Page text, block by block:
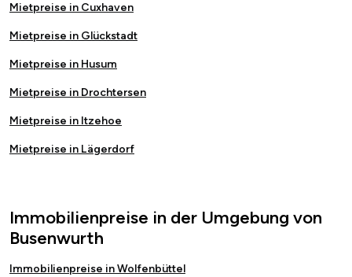
Mietpreise in Cuxhaven
Mietpreise in Glückstadt
Mietpreise in Husum
Mietpreise in Drochtersen
Mietpreise in Itzehoe
Mietpreise in Lägerdorf
Immobilienpreise in der Umgebung von
Busenwurth
Immobilienpreise in Wolfenbüttel